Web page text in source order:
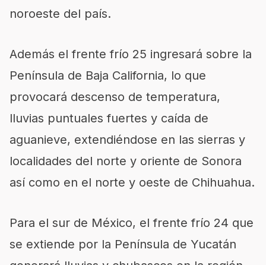
noroeste del país.
Además el frente frío 25 ingresará sobre la
Península de Baja California, lo que
provocará descenso de temperatura,
lluvias puntuales fuertes y caída de
aguanieve, extendiéndose en las sierras y
localidades del norte y oriente de Sonora
así como en el norte y oeste de Chihuahua.
Para el sur de México, el frente frío 24 que
se extiende por la Península de Yucatán